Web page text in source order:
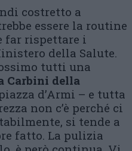
costretto a
essere la routine
far rispettare i
della Salute.
tutti una
Carbini della
d’Armi – e tutta
non c’è perché ci
si tende a
fatto. La pulizia